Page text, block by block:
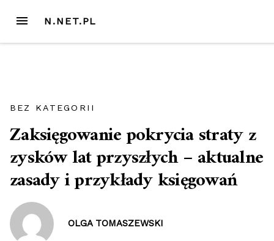
treści
MENU N.NET.PL
BEZ KATEGORII
Zaksięgowanie pokrycia straty z
zysków lat przyszłych – aktualne
zasady i przykłady księgowań
OLGA TOMASZEWSKI